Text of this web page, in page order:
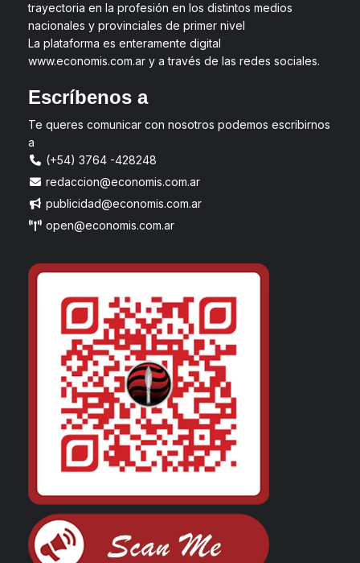
trayectoria en la profesión en los distintos medios
nacionales y provinciales de primer nivel
La plataforma es enteramente digital
www.economis.com.ar y a través de las redes sociales.
Escríbenos a
Te queres comunicar con nosotros podemos escribirnos
a
(+54) 3764 -428248
redaccion@economis.com.ar
publicidad@economis.com.ar
open@economis.com.ar